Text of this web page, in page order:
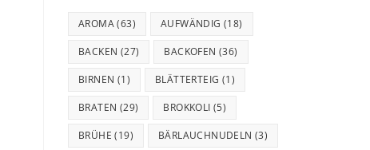
AROMA(63) AUFWÄNDIG (18)
BACKEN (27) BACKOFEN (36)
BIRNEN (1) BLÄTTERTEIG (1)
BRATEN (29) BROKKOLI (5)
BRÜHE (19) BÄRLAUCHNUDELN (3)